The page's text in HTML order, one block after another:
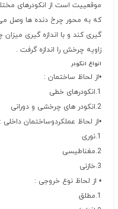
موقعییت است از انکودرهای
که به محور چرخ دنده ها وصل
گیری کند و با اندازه گیری
زاویه چرخش را اندازه گرفت .
انواع انکودر
•از لحاظ ساختمان :
1.انکودرهای خطی
2.انکودر های چرخشی و دورانی
•از لحاظ عملکردوساختمان داخلی :
1.نوری
2.مغناطیسی
3.خازنی
• از لحاظ نوع خروجی :
1.مطلق